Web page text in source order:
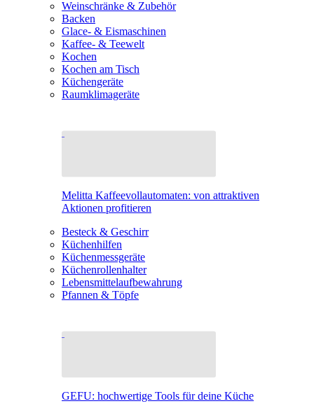
Weinschränke & Zubehör
Backen
Glace- & Eismaschinen
Kaffee- & Teewelt
Kochen
Kochen am Tisch
Küchengeräte
Raumklimageräte
Melitta Kaffeevollautomaten: von attraktiven
Aktionen profitieren
Besteck & Geschirr
Küchenhilfen
Küchenmessgeräte
Küchenrollenhalter
Lebensmittelaufbewahrung
Pfannen & Töpfe
GEFU: hochwertige Tools für deine Küche